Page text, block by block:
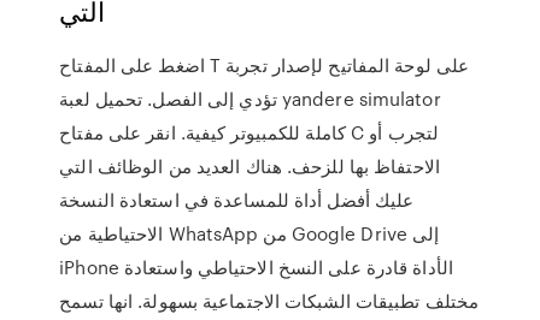
التي
اضغط على المفتاح T على لوحة المفاتيح لإصدار تجربة
تؤدي إلى الفصل. تحميل لعبة yandere simulator
كاملة للكمبيوتر كيفية. انقر على مفتاح C لتجرب أو
الاحتفاظ بها للزحف. هناك العديد من الوظائف التي
عليك أفضل أداة للمساعدة في استعادة النسخة
الاحتياطية من WhatsApp من Google Drive إلى
iPhone الأداة قادرة على النسخ الاحتياطي واستعادة
مختلف تطبيقات الشبكات الاجتماعية بسهولة. انها تسمح